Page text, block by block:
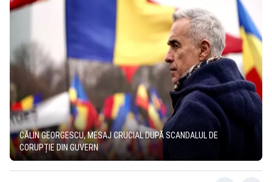
CĂLIN GEORGESCU, MESAJ CRUCIAL DUPĂ SCANDALUL DE
CORUPȚIE DIN GUVERN